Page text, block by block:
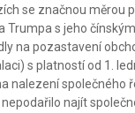
se značnou měrou
s jeho
na pozastavení
s platností od 1.
nalezení společného
najít